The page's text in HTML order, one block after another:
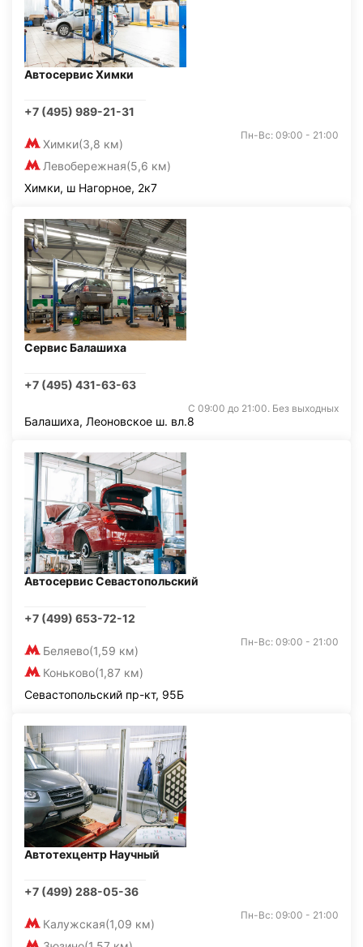
Автосервис Химки
+7 (495) 989-21-31
Химки(3,8 км)
Левобережная(5,6 км)
Пн-Вс: 09:00 - 21:00
Химки, ш Нагорное, 2к7
Сервис Балашиха
+7 (495) 431-63-63
С 09:00 до 21:00. Без выходных
Балашиха, Леоновское ш. вл.8
Автосервис Севастопольский
+7 (499) 653-72-12
Беляево(1,59 км)
Коньково(1,87 км)
Пн-Вс: 09:00 - 21:00
Севастопольский пр-кт, 95Б
Автотехцентр Научный
+7 (499) 288-05-36
Калужская(1,09 км)
Пн-Вс: 09:00 - 21:00